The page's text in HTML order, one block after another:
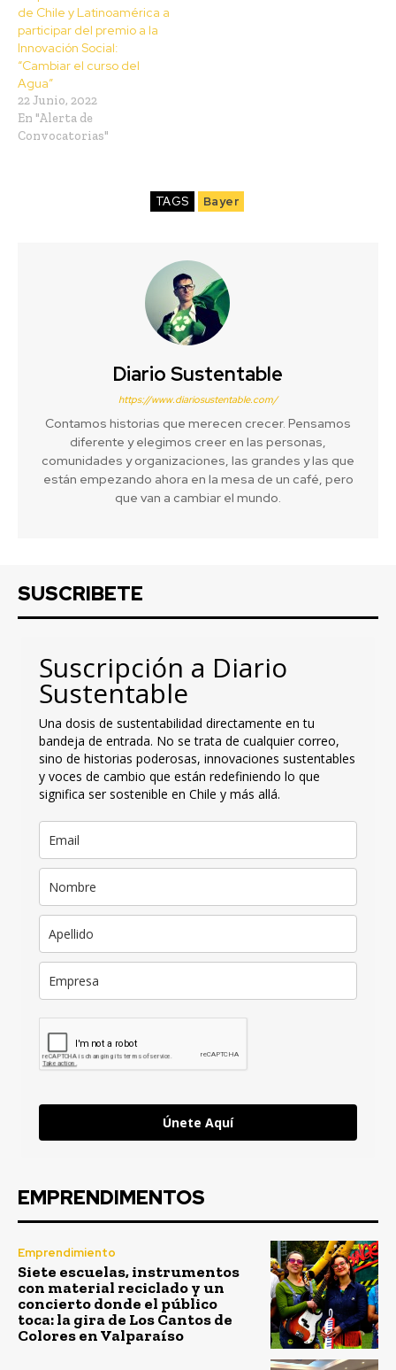
de Chile y Latinoamérica a
participar del premio a la
Innovación Social:
“Cambiar el curso del
Agua”
22 Junio, 2022
En "Alerta de
Convocatorias"
TAGS Bayer
Diario Sustentable
https://www.diariosustentable.com/
Contamos historias que merecen crecer. Pensamos
diferente y elegimos creer en las personas,
comunidades y organizaciones, las grandes y las que
están empezando ahora en la mesa de un café, pero
que van a cambiar el mundo.
SUSCRIBETE
Suscripción a Diario
Sustentable
Una dosis de sustentabilidad directamente en tu
bandeja de entrada. No se trata de cualquier correo,
sino de historias poderosas, innovaciones sustentables
y voces de cambio que están redefiniendo lo que
significa ser sostenible en Chile y más allá.
Únete Aquí
EMPRENDIMENTOS
Emprendimiento
Siete escuelas, instrumentos
con material reciclado y un
concierto donde el público
toca: la gira de Los Cantos de
Colores en Valparaíso